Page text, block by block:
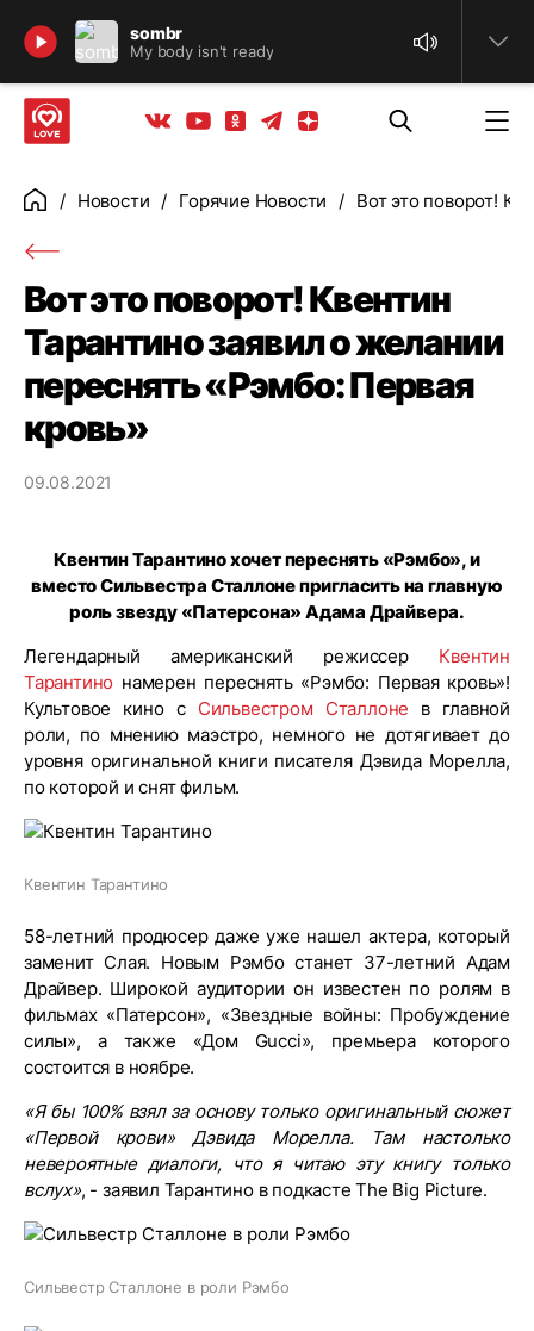
sombr
My body isn't ready
Найти
Вконтакте
YoutubeОдноклассники
ТелеграмЯндекс дзен
ГлавнаяНовости Горячие Новости Вот это поворот!
Вот это поворот! Квентин
Тарантино заявил о желании
переснять «Рэмбо: Первая
кровь»
09.08.2021
Квентин Тарантино хочет переснять «Рэмбо», и
вместо Сильвестра Сталлоне пригласить на главную
роль звезду «Патерсона» Адама Драйвера.
Легендарный американский режиссер Квентин
Тарантино намерен переснять «Рэмбо: Первая кровь»!
Культовое кино с Сильвестром Сталлоне в главной
роли, по мнению маэстро, немного не дотягивает до
уровня оригинальной книги писателя Дэвида Морелла,
по которой и снят фильм.
Квентин Тарантино
58-летний продюсер даже уже нашел актера, который
заменит Слая. Новым Рэмбо станет 37-летний Адам
Драйвер. Широкой аудитории он известен по ролям в
фильмах «Патерсон», «Звездные войны: Пробуждение
силы», а также «Дом Gucci», премьера которого
состоится в ноябре.
«Я бы 100% взял за основу только оригинальный сюжет
«Первой крови» Дэвида Морелла. Там настолько
невероятные диалоги, что я читаю эту книгу только
вслух», - заявил Тарантино в подкасте The Big Picture.
Сильвестр Сталлоне в роли Рэмбо